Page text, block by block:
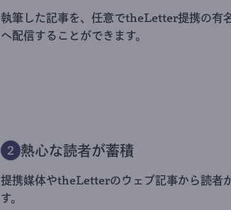
執筆した記事を、任意でtheLetter提携の有
へ配信することができます。
2 熱心な読者が蓄積
提携媒体やtheLetterのウェブ記事から読者
す。